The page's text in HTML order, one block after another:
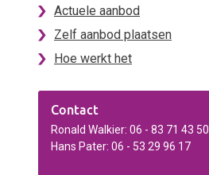
Actuele aanbod
Zelf aanbod plaatsen
Hoe werkt het
Contact
Ronald Walkier: 06 - 83 71 43 50
Hans Pater: 06 - 53 29 96 17